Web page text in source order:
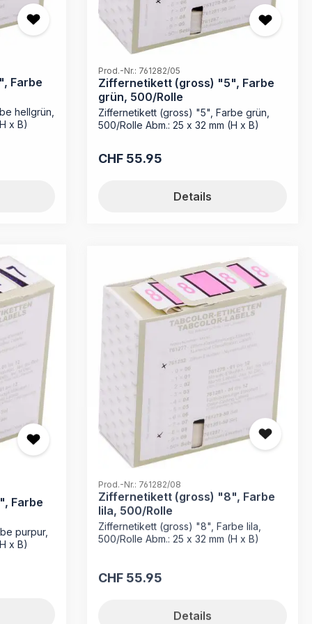
Farbe
hellgrün,
x B)
Prod.-Nr.: 761282/05
Ziffernetikett (gross) "5", Farbe
grün, 500/Rolle
Ziffernetikett (gross) "5", Farbe grün,
500/Rolle Abm.: 25 x 32 mm (H x B)
Regulärer Preis:
CHF 55.95
Details
Farbe
purpur,
x B)
Prod.-Nr.: 761282/08
Ziffernetikett (gross) "8", Farbe
lila, 500/Rolle
Ziffernetikett (gross) "8", Farbe lila,
500/Rolle Abm.: 25 x 32 mm (H x B)
Regulärer Preis:
CHF 55.95
Details